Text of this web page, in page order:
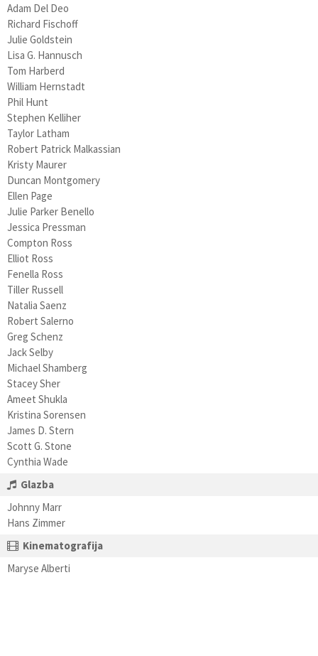
Adam Del Deo
Richard Fischoff
Julie Goldstein
Lisa G. Hannusch
Tom Harberd
William Hernstadt
Phil Hunt
Stephen Kelliher
Taylor Latham
Robert Patrick Malkassian
Kristy Maurer
Duncan Montgomery
Ellen Page
Julie Parker Benello
Jessica Pressman
Compton Ross
Elliot Ross
Fenella Ross
Tiller Russell
Natalia Saenz
Robert Salerno
Greg Schenz
Jack Selby
Michael Shamberg
Stacey Sher
Ameet Shukla
Kristina Sorensen
James D. Stern
Scott G. Stone
Cynthia Wade
Glazba
Johnny Marr
Hans Zimmer
Kinematografija
Maryse Alberti